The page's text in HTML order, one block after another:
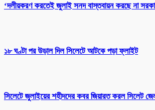
‘দলীয়করণ করতেই জুলাই সনদ বাস্তবায়ন করছে না
১৮ ঘণ্টা পর উড়াল দিল সিলেটে আটকে পড়া ফ্লাইট
সিলেটে জুলাইয়ের শহীদদের কবর জিয়ারত করল সিলেট